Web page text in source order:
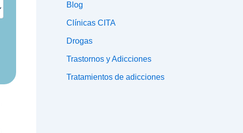
Blog
Clínicas CITA
Drogas
Trastornos y Adicciones
Tratamientos de adicciones